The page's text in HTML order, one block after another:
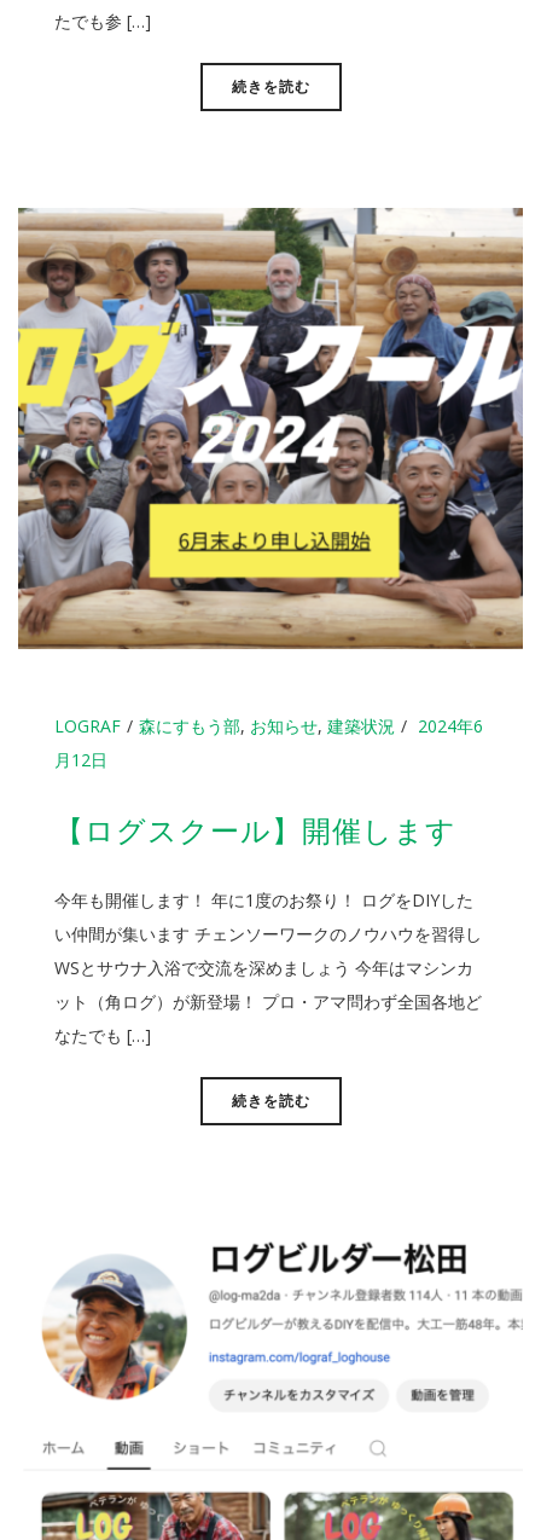
たでも参 […]
続きを読む
LOGRAF 森にすもう部, お知らせ, 建築状況
2024年6
月12日
【ログスクール】開催します
今年も開催します！ 年に1度のお祭り！ ログをDIYした
い仲間が集います チェンソーワークのノウハウを習得し
WSとサウナ入浴で交流を深めましょう 今年はマシンカ
ット（角ログ）が新登場！ プロ・アマ問わず全国各地ど
なたでも […]
続きを読む